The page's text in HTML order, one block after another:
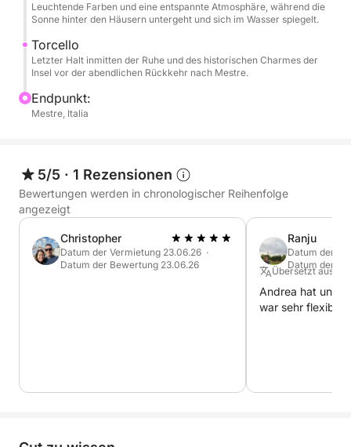
besuchen oder einfach die heitere Atmosphäre des
späten Nachmittags zu erleben.
Dieses Erlebnis ist für diejenigen gedacht, die die
erleben möchten, abseits der Menschenmassen,
eingebettet in die Schönheit der Farben und die
die einen besonderen Moment zwischen Eleganz
und Einfachheit genießen möchten.
Leuchtende Farben und eine entspannte Atmosphäre, während die
Sonne hinter den Häusern untergeht und sich im Wasser spiegelt.
Torcello
Letzter Halt inmitten der Ruhe und des historischen Charmes der
Insel vor der abendlichen Rückkehr nach Mestre.
Endpunkt:
Mestre, Italia
5/5 · 1 Rezensionen
Bewertungen werden in chronologischer Reihenfolge
angezeigt
Christopher
Datum der Vermietung 23.06.26 ·
Datum der Bewertung 23.06.26
Ranju
Datum der
Datum der
Übersetzt aus
Andrea hat uns
war sehr flexibel.